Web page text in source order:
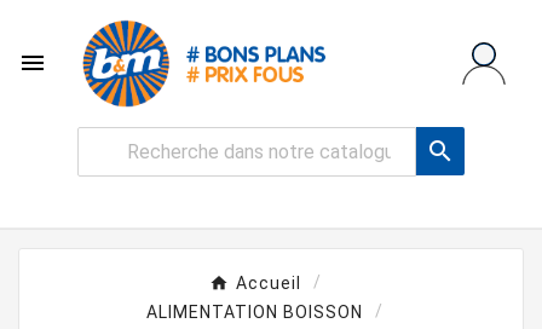


Accueil
ALIMENTATION BOISSON